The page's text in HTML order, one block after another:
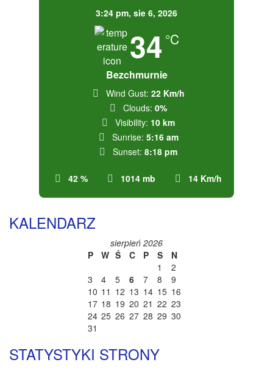
3:24 pm, sie 6, 2026
34 °C
Bezchmurnie
42 % 1014 mb 14 Km/h
Wind Gust: 22 Km/h
Clouds: 0%
Visibility: 10 km
Sunrise: 5:16 am
Sunset: 8:18 pm
KALENDARZ
sierpień 2026
P
W Ś C P S
N
1
2
3
4 5 6 7 8
9
10 11 12 13 14 15 16
17 18 19 20 21 22 23
24 25 26 27 28 29 30
31
STATYSTYKI STRONY